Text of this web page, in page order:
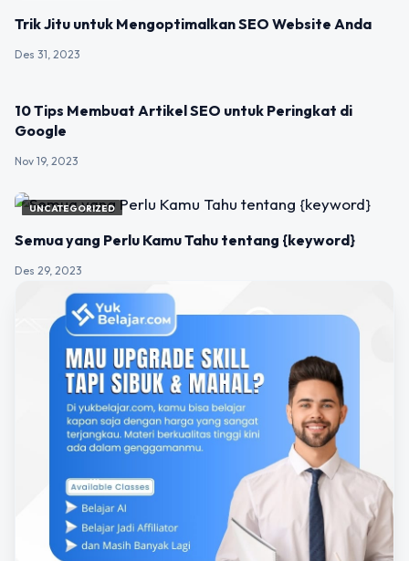
Trik Jitu untuk Mengoptimalkan SEO Website Anda
Des 31, 2023
10 Tips Membuat Artikel SEO untuk Peringkat di
Google
Nov 19, 2023
UNCATEGORIZED
Semua yang Perlu Kamu Tahu tentang {keyword}
Des 29, 2023